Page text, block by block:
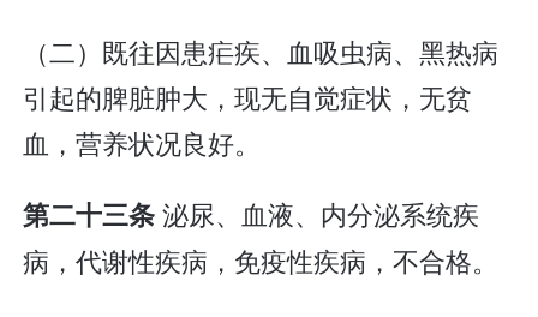
（二）既往因患疟疾、血吸虫病、黑热病
引起的脾脏肿大，现无自觉症状，无贫
血，营养状况良好。
第二十三条泌尿、血液、内分泌系统疾
病，代谢性疾病，免疫性疾病，不合格。